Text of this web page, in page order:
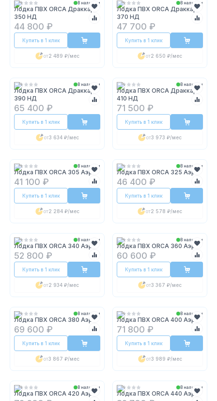
В наличии
Лодка ПВХ ORCA Драккар
350 НД
44 800 ₽
Купить в 1 клик
от2 489 ₽/мес
В наличии
Лодка ПВХ ORCA Драккар
370 НД
47 700 ₽
Купить в 1 клик
от2 650 ₽/мес
В наличии
Лодка ПВХ ORCA Драккар
390 НД
65 400 ₽
Купить в 1 клик
от3 634 ₽/мес
В наличии
Лодка ПВХ ORCA Драккар
410 НД
71 500 ₽
Купить в 1 клик
от3 973 ₽/мес
В наличии
Лодка ПВХ ORCA 305 Аэро
41 100 ₽
Купить в 1 клик
от2 284 ₽/мес
В наличии
Лодка ПВХ ORCA 325 Аэро
46 400 ₽
Купить в 1 клик
от2 578 ₽/мес
В наличии
Лодка ПВХ ORCA 340 Аэро
52 800 ₽
Купить в 1 клик
от2 934 ₽/мес
В наличии
Лодка ПВХ ORCA 360 Аэро
60 600 ₽
Купить в 1 клик
от3 367 ₽/мес
В наличии
Лодка ПВХ ORCA 380 Аэро
69 600 ₽
Купить в 1 клик
от3 867 ₽/мес
В наличии
Лодка ПВХ ORCA 400 Аэро
71 800 ₽
Купить в 1 клик
от3 989 ₽/мес
В наличии
Лодка ПВХ ORCA 420 Аэро
В наличии
Лодка ПВХ ORCA 440 Аэро